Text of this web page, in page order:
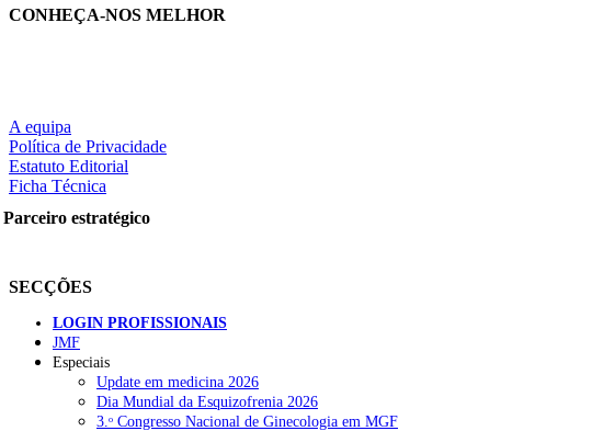
nas redes sociais:
RECENTES
CONHEÇA-NOS MELHOR
A equipa
Política de Privacidade
Estatuto Editorial
Ficha Técnica
Parceiro estratégico
SECÇÕES
LOGIN PROFISSIONAIS
JMF
Especiais
Update em medicina 2026
Dia Mundial da Esquizofrenia 2026
3.ᵒ Congresso Nacional de Ginecologia em MGF